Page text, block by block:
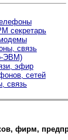
секретарь
связь
ЭВМ)
эфир
сетей
связь
фирм,